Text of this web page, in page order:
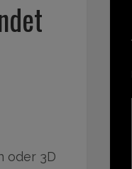
oder 3D